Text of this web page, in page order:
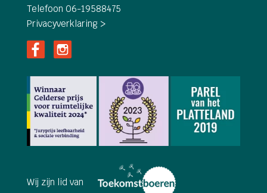
Telefoon 06-19588475
Privacyverklaring >
Wij zijn lid van